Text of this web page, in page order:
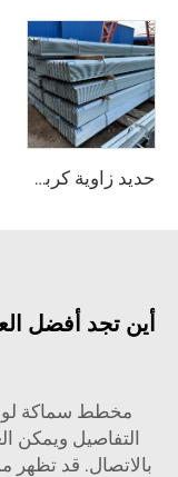
حديد زاوية كربوني زاوية متساوية الساقين
أين تجد أفضل
مخطط سماكة
التفاصيل ويمكن
بالاتصال. قد تظهر